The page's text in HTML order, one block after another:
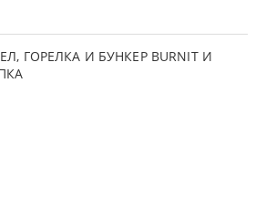
ГОРЕЛКА И БУНКЕР BURNIT И